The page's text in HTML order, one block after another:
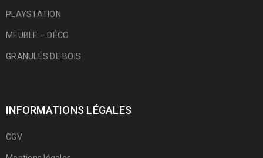
PLAYSTATION
MEUBLE – DÉCO
GRANULÉS DE BOIS
INFORMATIONS LÉGALES
CGV